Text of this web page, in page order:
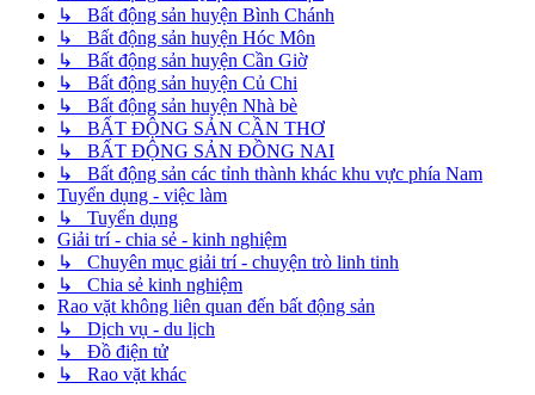
↳ Bất động sản huyện Bình Chánh
↳ Bất động sản huyện Hóc Môn
↳ Bất động sản huyện Cần Giờ
↳ Bất động sản huyện Củ Chi
↳ Bất động sản huyện Nhà bè
↳ BẤT ĐỘNG SẢN CẦN THƠ
↳ BẤT ĐỘNG SẢN ĐỒNG NAI
↳ Bất động sản các tỉnh thành khác khu vực phía Nam
Tuyển dụng - việc làm
↳ Tuyển dụng
Giải trí - chia sẻ - kinh nghiệm
↳ Chuyên mục giải trí - chuyện trò linh tinh
↳ Chia sẻ kinh nghiệm
Rao vặt không liên quan đến bất động sản
↳ Dịch vụ - du lịch
↳ Đồ điện tử
↳ Rao vặt khác